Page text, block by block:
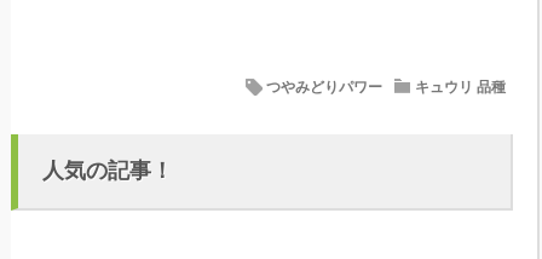
つやみどりパワー キュウリ 品種
人気の記事！